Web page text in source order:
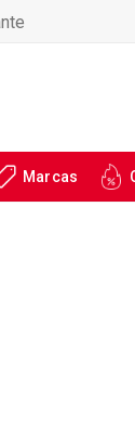
Marcas